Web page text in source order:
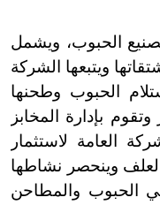
الحبوب، ويشمل
ويتبعها الشركة
الحبوب وطحنها
بإدارة المخابز
العامة لاستثمار
وينحصر نشاطها
الحبوب والمطاحن